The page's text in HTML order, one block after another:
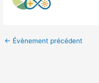
← Évènement précédent